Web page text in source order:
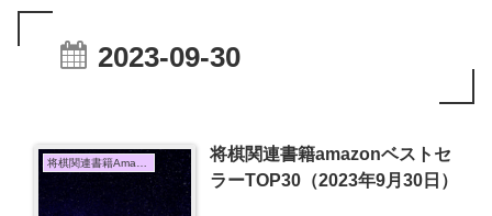
2023-09-30
将棋関連書籍amazonベストセ
ラーTOP30（2023年9月30日）